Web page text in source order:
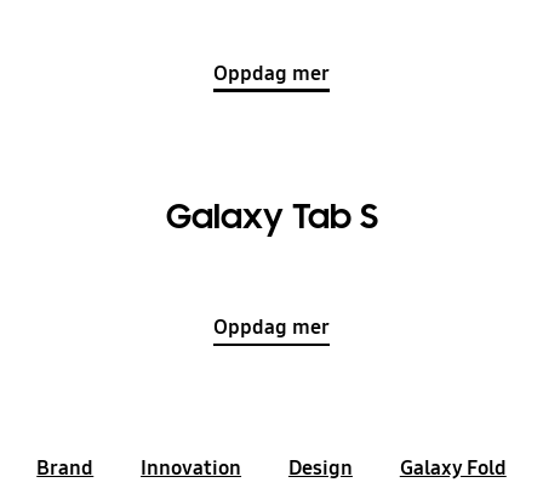
Oppdag mer
Galaxy Tab S
Oppdag mer
Brand Innovation Design
Galaxy Fold